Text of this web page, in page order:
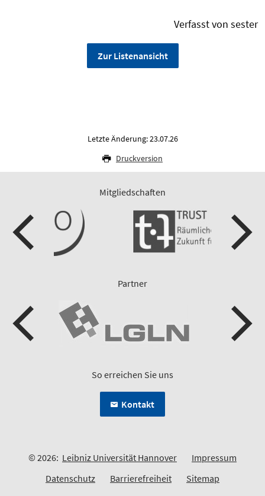
Verfasst von sester
Zur Listenansicht
Letzte Änderung: 23.07.26
Druckversion
Mitgliedschaften
Partner
So erreichen Sie uns
Kontakt
© 2026: Leibniz Universität Hannover
Impressum
Datenschutz
Barrierefreiheit Sitemap